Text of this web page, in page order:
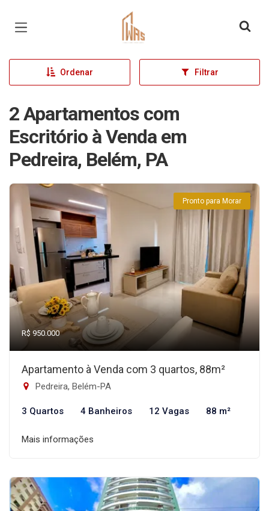
Página inicial
Ordenar Filtrar
2 Apartamentos com
Escritório à Venda em
Pedreira, Belém, PA
Pronto para Morar
R$ 950.000
Apartamento à Venda com 3 quartos, 88m²
Pedreira, Belém-PA
3 Quartos 4 Banheiros 12 Vagas 88 m²
Mais informações